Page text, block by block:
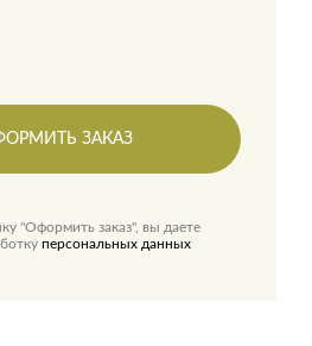
ЗАКАЗ
"Оформить заказ", вы даете
персональных данных